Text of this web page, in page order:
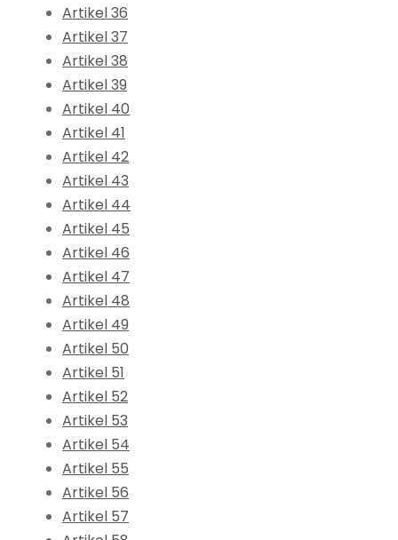
Artikel 36
Artikel 37
Artikel 38
Artikel 39
Artikel 40
Artikel 41
Artikel 42
Artikel 43
Artikel 44
Artikel 45
Artikel 46
Artikel 47
Artikel 48
Artikel 49
Artikel 50
Artikel 51
Artikel 52
Artikel 53
Artikel 54
Artikel 55
Artikel 56
Artikel 57